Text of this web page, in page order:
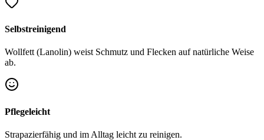
Selbstreinigend
Wollfett (Lanolin) weist Schmutz und Flecken auf natürliche Weise
ab.
Pflegeleicht
Strapazierfähig und im Alltag leicht zu reinigen.